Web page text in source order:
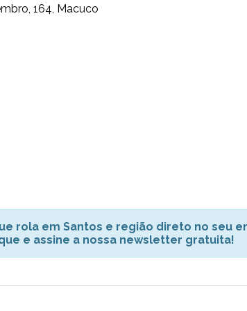
164, Macuco
rola em Santos e região direto no seu
e assine a nossa newsletter gratuita!